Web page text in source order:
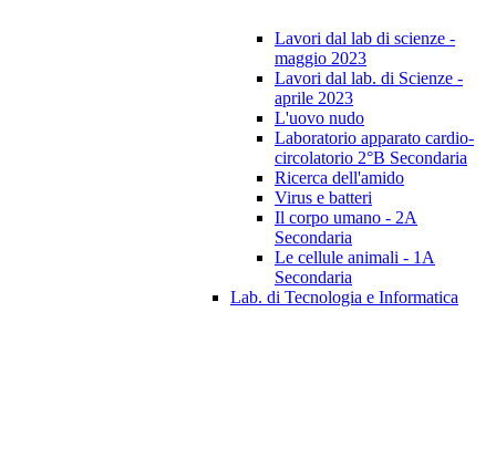
Lavori dal lab di scienze -
maggio 2023
Lavori dal lab. di Scienze -
aprile 2023
L'uovo nudo
Laboratorio apparato cardio-
circolatorio 2°B Secondaria
Ricerca dell'amido
Virus e batteri
Il corpo umano - 2A
Secondaria
Le cellule animali - 1A
Secondaria
Lab. di Tecnologia e Informatica